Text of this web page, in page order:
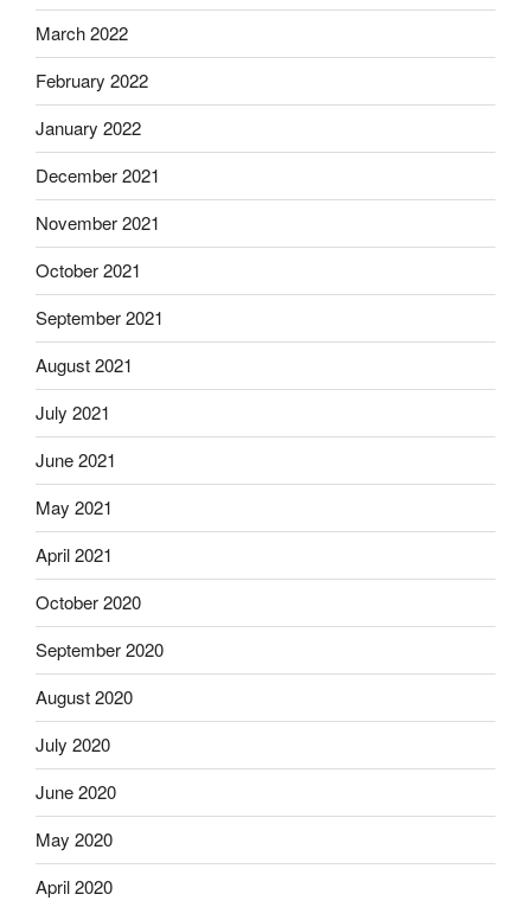
March 2022
February 2022
January 2022
December 2021
November 2021
October 2021
September 2021
August 2021
July 2021
June 2021
May 2021
April 2021
October 2020
September 2020
August 2020
July 2020
June 2020
May 2020
April 2020